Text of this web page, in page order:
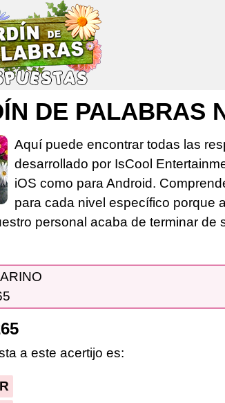
DE PALABRAS
Aquí puede encontrar todas las
desarrollado por IsCool
iOS como para Android.
para cada nivel específico porque
personal acaba de terminar
a este acertijo es:
R